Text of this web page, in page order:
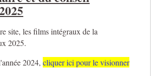
site, les films intégraux de la
2025.
2024,cliquer ici pour le visionner